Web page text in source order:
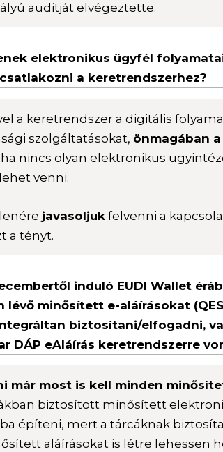
auditját elvégeztette.
elektronikus ügyfél
a keretrendszerhez?
a keretrendszer a digitális
szolgáltatásokat, önmagában
ha nincs olyan elektronikus
venni.
javasoljuk felvenni a
a tényt.
induló EUDI Wallet
lévő minősített e-aláírásokat
biztosítani/elfogadni,
DÁP eAláírás keretrendszerre
már most is kell minden
biztosított minősített
építeni, mert a tárcáknak
aláírásokat is létre lehessen